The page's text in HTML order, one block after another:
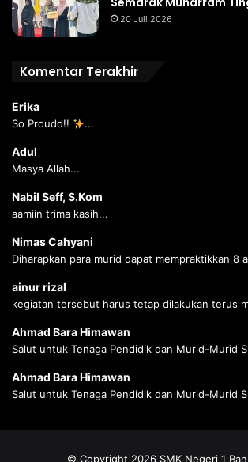
20 Juli 2026
Komentar Terakhir
Erika
So Proudd!! ...
Adul
Masya Allah...
Nabil Seff, S.Kom
aamiin trima kasih...
Nimas Cahyani
Diharapkan para murid dapat mempraktikkan 8
ainur rizal
kegiatan tersebut harus tetap dilakukan terus
Ahmad Bara Himawan
Salut untuk Tenaga Pendidik dan Murid-Murid
Ahmad Bara Himawan
Salut untuk Tenaga Pendidik dan Murid-Murid
© Copyright 2026 SMK Negeri 1